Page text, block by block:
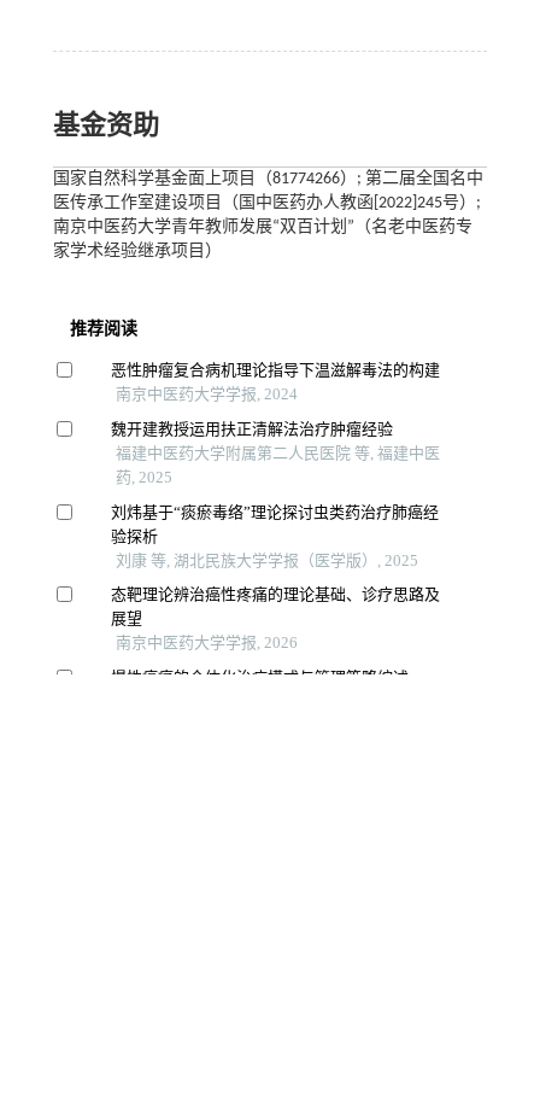
基金资助
国家自然科学基金面上项目（81774266）; 第二届全国名中
医传承工作室建设项目（国中医药办人教函[2022]245号）;
南京中医药大学青年教师发展“双百计划”（名老中医药专
家学术经验继承项目）